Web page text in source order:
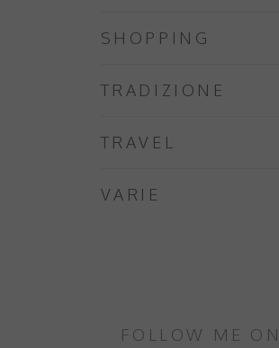
SHOPPING
TRADIZIONE
TRAVEL
VARIE
FOLLOW ME ON